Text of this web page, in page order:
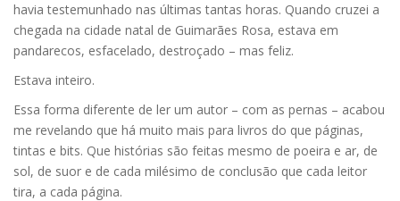
havia testemunhado nas últimas tantas horas. Quando cruzei a
chegada na cidade natal de Guimarães Rosa, estava em
pandarecos, esfacelado, destroçado – mas feliz.
Estava inteiro.
Essa forma diferente de ler um autor – com as pernas – acabou
me revelando que há muito mais para livros do que páginas,
tintas e bits. Que histórias são feitas mesmo de poeira e ar, de
sol, de suor e de cada milésimo de conclusão que cada leitor
tira, a cada página.